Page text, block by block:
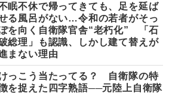
眠不休で帰ってきても、足を延ば
る風呂がない…令和の若者がそっ
を向く自衛隊官舎“老朽化” 「石
総理」も認識、しかし建て替えが
まない理由
っこう当たってる？ 自衛隊の特
を捉えた四字熟語──元陸上自衛隊